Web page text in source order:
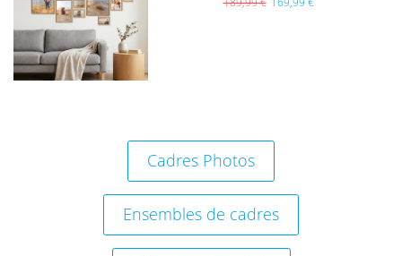
sou
hait
s
Cadres Photos
Ensembles de cadres